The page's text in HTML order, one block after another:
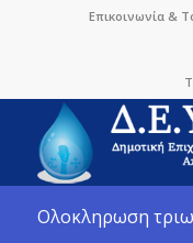
Επικοινωνία &
Ολοκληρωση